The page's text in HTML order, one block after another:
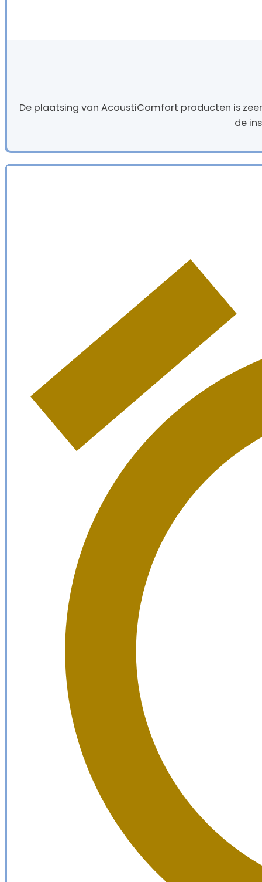
De plaatsing van AcoustiComfort producten is
de